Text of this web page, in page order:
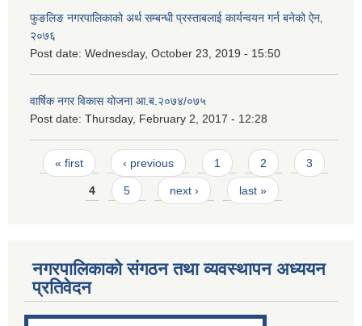
फुङलिङ नगरपालिकाको अर्थ सम्बन्धी प्रस्ताबलाई कार्यन्वयन गर्न बनेको ऐन‚
२०७६
Post date: Wednesday, October 23, 2019 - 15:50
वार्षिक नगर विकास योजना आ.ब.२०७४/०७५
Post date: Thursday, February 2, 2017 - 12:28
Pages
« first ‹ previous 1 2 3
4 5 next › last »
नगरपालिकाको संगठन तथा व्यवस्थापन अध्ययन
प्रतिवेदन